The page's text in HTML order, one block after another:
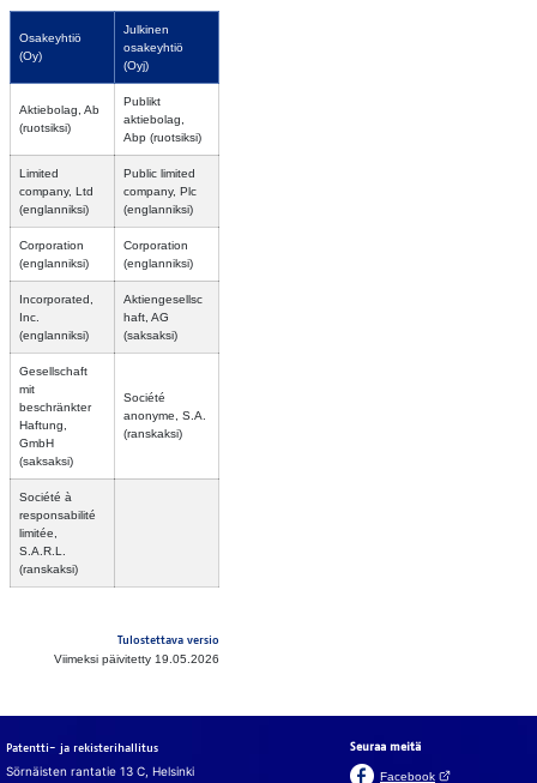
Osakeyhtiö
(Oy)
Julkinen
osakeyhtiö
(Oyj)
Aktiebolag, Ab
(ruotsiksi)
Publikt
aktiebolag,
Abp (ruotsiksi)
Limited
company, Ltd
(englanniksi)
Public limited
company, Plc
(englanniksi)
Corporation
(englanniksi)
Corporation
(englanniksi)
Incorporated,
Inc.
(englanniksi)
Aktiengesellsc
haft, AG
(saksaksi)
Gesellschaft
mit
beschränkter
Haftung,
GmbH
(saksaksi)
Société
anonyme, S.A.
(ranskaksi)
Société à
responsabilité
limitée,
S.A.R.L.
(ranskaksi)
Tulostettava versio
Viimeksi päivitetty 19.05.2026
Patentti- ja rekisterihallitus
Sörnäisten rantatie 13 C, Helsinki
Seuraa meitä
Facebook(Avautuu uuteen